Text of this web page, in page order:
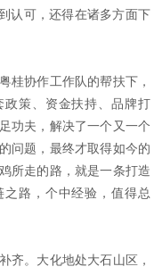
认可，还得在诸多方面下
协作工作队的帮扶下，
政策、资金扶持、品牌打
功夫，解决了一个又一个
问题，最终才取得如今的
所走的路，就是一条打造
路，个中经验，值得总
。大化地处大石山区，